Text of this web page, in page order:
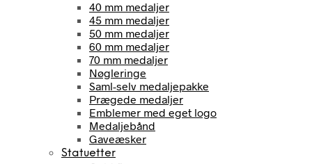
40 mm medaljer
45 mm medaljer
50 mm medaljer
60 mm medaljer
70 mm medaljer
Nøgleringe
Saml-selv medaljepakke
Prægede medaljer
Emblemer med eget logo
Medaljebånd
Gaveæsker
Statuetter